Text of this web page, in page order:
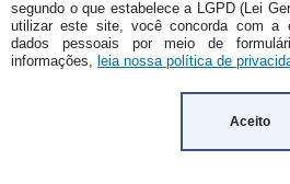
segundo o que estabelece a LGPD (Lei
utilizar este site, você concorda com a
dados pessoais por meio de
informações, leia nossa política de
Aceito